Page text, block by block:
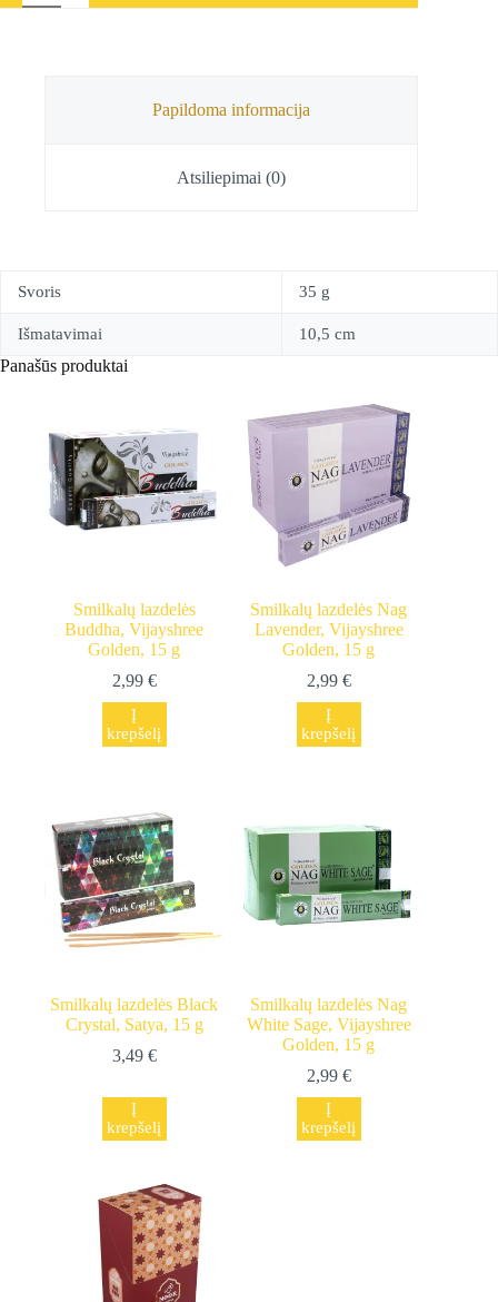
Tibetietiški
Papildoma informacija
Atsiliepimai (0)
Svoris 35 g
Išmatavimai 10,5 cm
Panašūs produktai
Smilkalų lazdelės
Buddha, Vijayshree
Golden, 15 g
2,99 €
Į
krepšelį
Smilkalų lazdelės Nag
Lavender, Vijayshree
Golden, 15 g
2,99 €
Į
krepšelį
Smilkalų lazdelės Black
Crystal, Satya, 15 g
3,49 €
Į
krepšelį
Smilkalų lazdelės Nag
White Sage, Vijayshree
Golden, 15 g
2,99 €
Į
krepšelį